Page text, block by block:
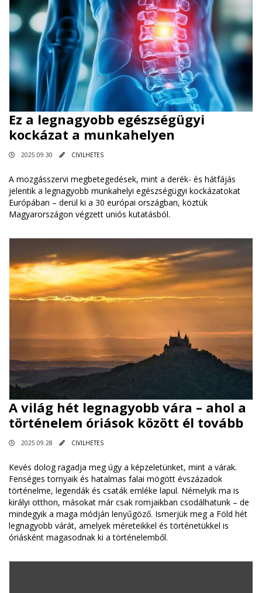
Ez a legnagyobb egészségügyi
kockázat a munkahelyen
2025.09.30 CIVILHETES
A mozgásszervi megbetegedések, mint a derék- és hátfájás
jelentik a legnagyobb munkahelyi egészségügyi kockázatokat
Európában – derül ki a 30 európai országban, köztük
Magyarországon végzett uniós kutatásból.
A világ hét legnagyobb vára – ahol a
történelem óriások között él tovább
2025.09.28 CIVILHETES
Kevés dolog ragadja meg úgy a képzeletünket, mint a várak.
Fenséges tornyaik és hatalmas falai mögött évszázadok
történelme, legendák és csaták emléke lapul. Némelyik ma is
királyi otthon, másokat már csak romjaikban csodálhatunk – de
mindegyik a maga módján lenyűgöző. Ismerjük meg a Föld hét
legnagyobb várát, amelyek méreteikkel és történetükkel is
óriásként magasodnak ki a történelemből.